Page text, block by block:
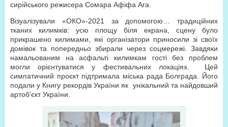
сирійського режисера Сомара Афіфа Ага.
Візуалізували «ОКО»-2021 за допомогою… традиційних
тканих килимків: усю площу біля екрана, сцену було
прикрашено килимами, які організатори приносили зі своїх
домівок та попередньо збирали через соцмережі. Завдяки
намальованим на асфальті килимкам гості без проблем
могли орієнтуватися у фестивальних локаціях. Цей
симпатичний проєкт підтримала міська рада Болграда. Його
подали у Книгу рекордів України як унікальний та найдовший
артоб’єкт України.